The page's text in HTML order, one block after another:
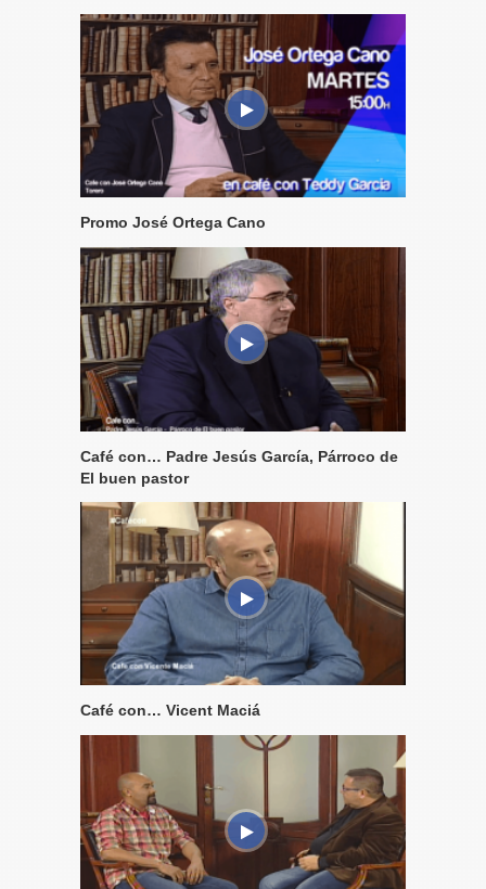
Promo José Ortega Cano
Café con… Padre Jesús García, Párroco de
El buen pastor
Café con… Vicent Maciá